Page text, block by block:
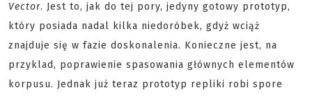
Vector. Jest to, jak do tej pory, jedyny gotowy prototyp,
który posiada nadal kilka niedoróbek, gdyż wciąż
znajduje się w fazie doskonalenia. Konieczne jest, na
przyklad, poprawienie spasowania głównych elementów
korpusu. Jednak już teraz prototyp repliki robi spore